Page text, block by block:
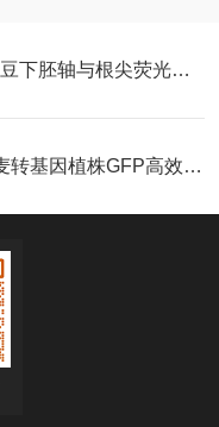
无需切片，直接观察大豆下胚轴与根尖荧光信号
LUYOR-3415RG的小麦转基因植株GFP高效筛选